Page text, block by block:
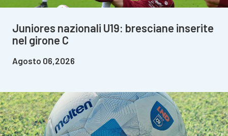
Juniores nazionali U19: bresciane inserite
nel girone C
Agosto 06,2026